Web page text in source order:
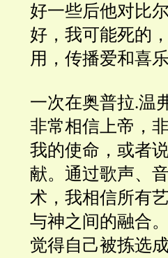
好一些后他对比
好，我可能死的
用，传播爱和喜
一次在奥普拉.温
非常相信上帝，非
我的使命，或者
献。通过歌声、
术，我相信所有
与神之间的融合
觉得自己被拣选